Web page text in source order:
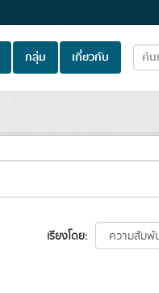
กลุ่ม เกี่ยวกับ
เรียงโดย